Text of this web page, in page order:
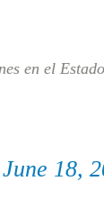
en el Estado
June 18,